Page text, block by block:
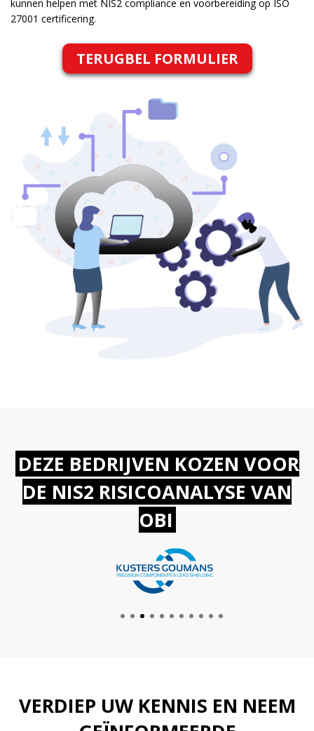
kunnen helpen met NIS2 compliance en voorbereiding op ISO
27001 certificering.
TERUGBEL FORMULIER
DEZE BEDRIJVEN KOZEN VOOR
DE NIS2 RISICOANALYSE VAN
OBI
VERDIEP UW KENNIS EN NEEM